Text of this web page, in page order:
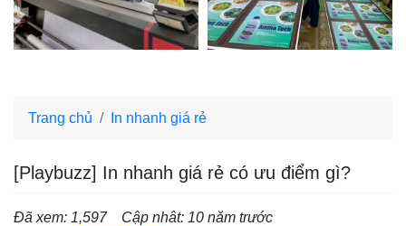
Trang chủ In nhanh giá rẻ
[Playbuzz] In nhanh giá rẻ có ưu điểm gì?
Đã xem: 1,597
Cập nhât: 10 năm trước